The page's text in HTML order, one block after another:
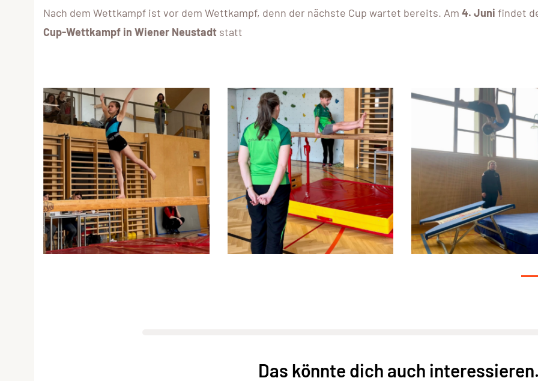
Nach dem Wettkampf ist vor dem Wettkampf, denn der nächste Cup wartet bereits. Am 4. Juni findet
Cup-Wettkampf in Wiener Neustadt statt
Das könnte dich auch